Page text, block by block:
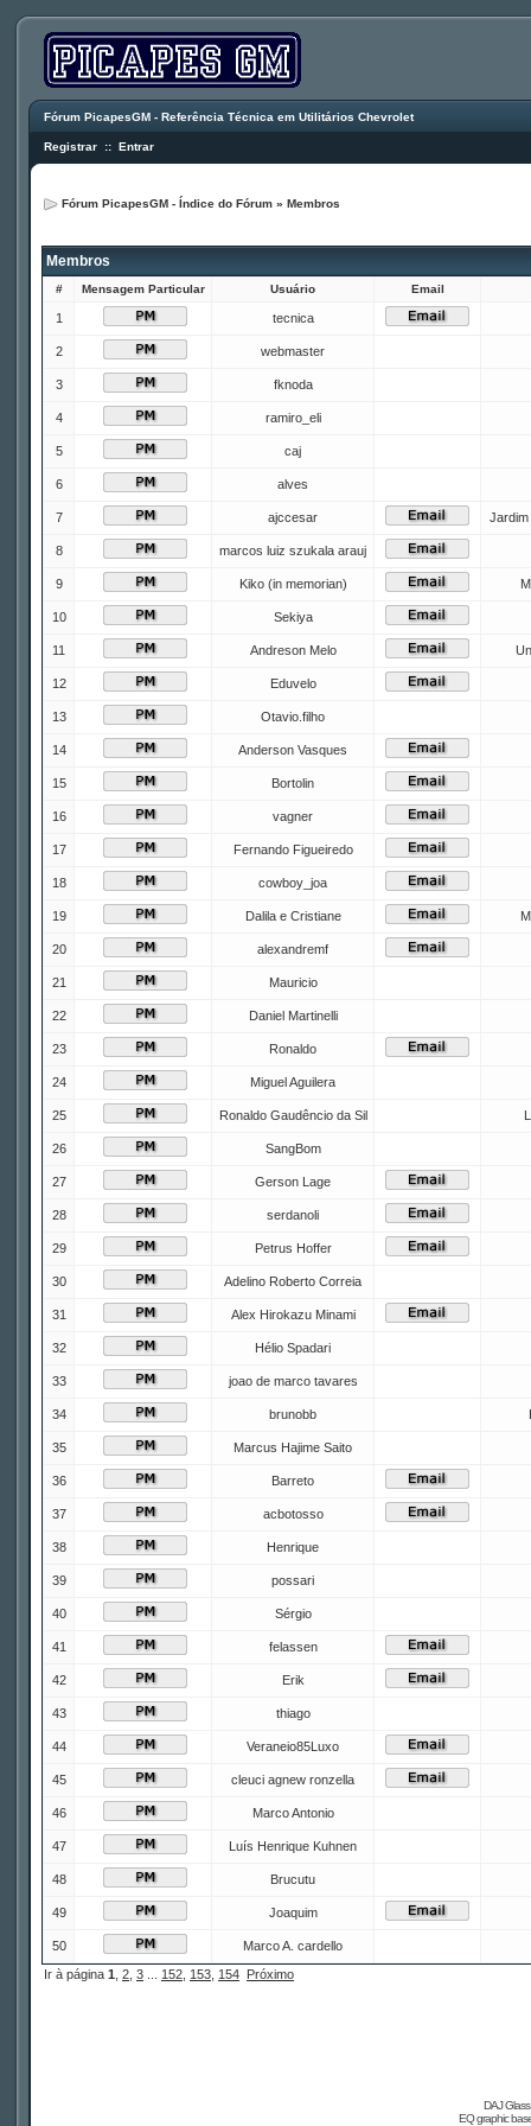
Fórum PicapesGM - Referência Técnica em Utilitários Chevrolet
Registrar :: Entrar
Fórum PicapesGM - Índice do Fórum » Membros
Membros
# Mensagem Particular Usuário Email
1 tecnica
2 webmaster
3 fknoda
4 ramiro_eli
5 caj
6 alves
7 ajccesar
8 marcos luiz szukala arauj
9 Kiko (in memorian)
10 Sekiya
11 Andreson Melo
12 Eduvelo
13 Otavio.filho
14 Anderson Vasques
15 Bortolin
16 vagner
17 Fernando Figueiredo
18 cowboy_joa
19 Dalila e Cristiane
20 alexandremf
21 Mauricio
22 Daniel Martinelli
23 Ronaldo
24 Miguel Aguilera
25 Ronaldo Gaudêncio da Sil
26 SangBom
27 Gerson Lage
28 serdanoli
29 Petrus Hoffer
30 Adelino Roberto Correia
31 Alex Hirokazu Minami
32 Hélio Spadari
33 joao de marco tavares
34 brunobb
35 Marcus Hajime Saito
36 Barreto
37 acbotosso
38 Henrique
39 possari
40 Sérgio
41 felassen
42 Erik
43 thiago
44 Veraneio85Luxo
45 cleuci agnew ronzella
46 Marco Antonio
47 Luís Henrique Kuhnen
48 Brucutu
49 Joaquim
50
Marco A. cardello
Ir à página 1 2 3 152 153 154 Próximo
DAJ
EQ graphic